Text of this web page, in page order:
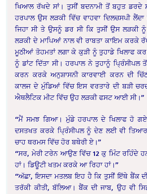
ਖਿਆਲ ਰੱਖਦੇ ਸਾਂ। ਤੁਸੀਂ ਬਦਨਾਮੀ ਤੋਂ ਬਹੁਤ ਡਰਦੇ
ਹਰਪਾਲ ਉਸ ਲੜਕੀ ਵਿੱਚ ਵਾਹਵਾ ਦਿਲਚਸਪੀ
ਜਿਹਾ ਸੀ ਤੇ ਉਸਨੂੰ ਡਰ ਸੀ ਕਿ ਤੁਸੀਂ ਉਸ ਲੜਕੀ
ਲੜਕੀ ਦੇ ਮਾਪਿਆਂ ਨਾਲ ਵੀ ਰਾਬਤਾ ਕਾਇਮ ਕਰਕੇ
ਮੂਠੀਆਂ ਤੋਹਮਤਾਂ ਲਗਾ ਕੇ ਕੁੜੀ ਨੂੰ ਤੁਹਾਡੇ ਖਿਲਾਫ ਕਰ
ਨੂੰ ਡਾਂਟ ਦਿੱਤਾ ਸੀ। ਹਰਪਾਲ ਨੇ ਤੁਹਾਨੂੰ ਪ੍ਰਿੰਸੀਪਲ
ਕਰਨ ਕਰਕੇ ਅਨੁਸ਼ਾਸਨੀ ਕਾਰਵਾਈ ਕਰਨ ਦੀ
ਕਾਲਜ ਦੇ ਮੁੰਡਿਆਂ ਵਿੱਚ ਇਸ ਵਰਤਾਰੇ ਦੀ ਬੜੀ
ਐਥਲੈਟਿਕ ਮੀਟ ਵਿੱਚ ਉਹ ਲੜਕੀ ਫਸਟ ਆਈ ਸੀ।”
“ਮੈਂ ਸਮਝ ਗਿਆ। ਮੁੰਡੇ ਹਰਪਾਲ ਦੇ ਖਿਲਾਫ ਹੋ
ਦਸਤਖਤ ਕਰਕੇ ਪ੍ਰਿੰਸੀਪਲ ਨੂੰ ਦੇਣ ਲਈ ਵੀ
ਚਾਹ ਥਰਮਸ ਵਿੱਚ ਹੋਰ ਬਥੇਰੀ ਏ।”
“ਸਰ, ਮੇਰੀ ਟਰੇਨ ਆਉਣ ਵਿੱਚ 12 ਕੁ ਮਿੰਟ ਰਹਿੰਦੇ
ਹਾਂ। ਡਿਊਟੀ ਖਤਮ ਕਰਕੇ ਆ ਰਿਹਾ ਹਾਂ।”
“ਅੱਛਾ, ਇਸਦਾ ਮਤਲਬ ਇਹ ਹੈ ਕਿ ਤੁਸੀਂ ਇੱਥੇ ਬੈਂਕ
ਤਰੱਕੀ ਕੀਤੀ, ਬੱਲਿਆ। ਬੈਂਕ ਦੀ ਜਾਬ, ਉਹ ਵੀ